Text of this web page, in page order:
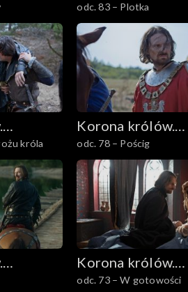
Jagiellonowie
odc. 83 – Plotka
króla
Korona królów.
Jagiellonowie
odc. 78 – Pościg
Korona królów.
Jagiellonowie
odc. 73 – W gotowości